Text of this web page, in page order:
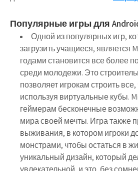
Популярные игры для
Одной из популярных игр,
загрузить учащиеся, является
годами становится все более
среди молодежи. Это
позволяет игрокам строить все,
используя виртуальные кубы.
геймерам бесконечные
мира своей мечты. Игра также
выживания, в котором игроки
монстрами, чтобы остаться в
уникальный дизайн, который